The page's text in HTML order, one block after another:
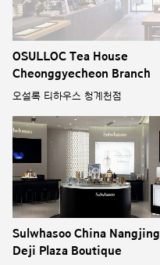
OSULLOC Tea House
Cheonggyecheon Branch
오설록 티하우스 청계천점
Sulwhasoo China Nangjing
Deji Plaza Boutique